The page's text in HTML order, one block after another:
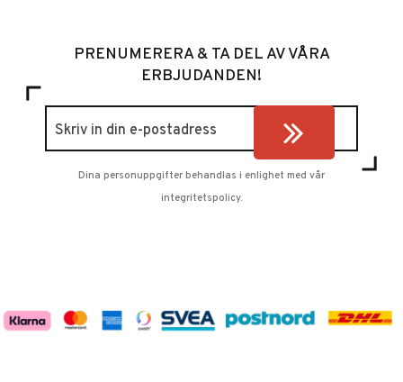
PRENUMERERA & TA DEL AV VÅRA
ERBJUDANDEN!
Dina personuppgifter behandlas i enlighet med vår
integritetspolicy.